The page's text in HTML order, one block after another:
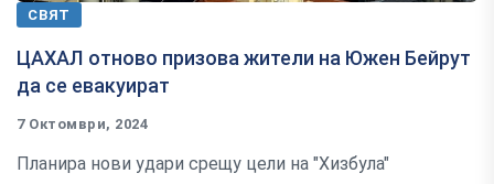
СВЯТ
ЦАХАЛ отново призова жители на Южен Бейрут
да се евакуират
7 Октомври, 2024
Планира нови удари срещу цели на "Хизбула"